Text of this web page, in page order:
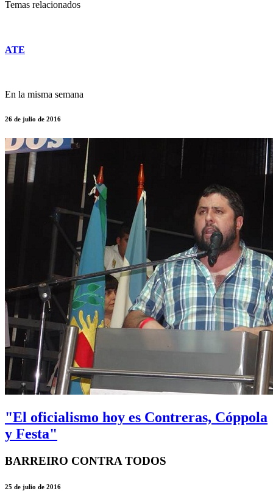
Temas relacionados
ATE
En la misma semana
26 de julio de 2016
"El oficialismo hoy es Contreras, Cóppola
y Festa"
BARREIRO CONTRA TODOS
25 de julio de 2016